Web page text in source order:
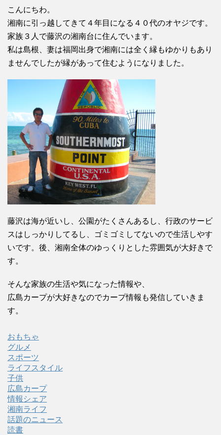
こんにちわ。
湘南に引っ越してきて４年目になる４０代のオヤジです。
家族３人で藤沢の湘南台に住んでいます。
私は島根、妻は福岡出身で湘南には全く縁もゆかりもあり
ませんでしたが縁があって住むようになりました。
藤沢は海が近いし、公園がたくさんあるし、行政のサービ
スはしっかりしてるし、ゴミゴミしてないので生活しやす
いです。後、湘南全体のゆっくりとした雰囲気が大好きで
す。
そんな家族の生活や気になった情報や、
広島カープが大好きなのでカープ情報も発信していきま
す。
おもちゃ
グルメ
スポーツ
ライフスタイル
子供
広島カープ
情報シェア
湘南ライフ
話題のニュース
読書